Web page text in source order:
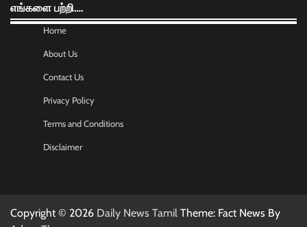
எங்களை பற்றி….
Home
About Us
Contact Us
Privacy Policy
Terms and Conditions
Disclaimer
Copyright © 2026 Daily News Tamil Theme: Fact News By